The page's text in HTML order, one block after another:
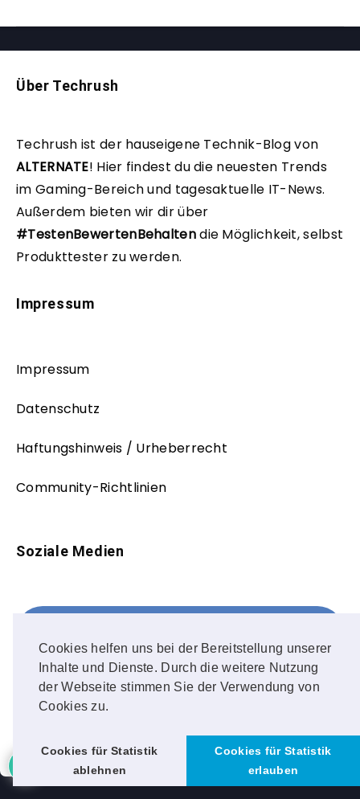
Cookies helfen uns bei der Bereitstellung unserer
Inhalte und Dienste. Durch die weitere Nutzung
der Webseite stimmen Sie der Verwendung von
Cookies zu.
Cookies für Statistik
ablehnen
Cookies für Statistik
erlauben
Über Techrush
Techrush ist der hauseigene Technik-Blog von
ALTERNATE! Hier findest du die neuesten Trends
im Gaming-Bereich und tagesaktuelle IT-News.
Außerdem bieten wir dir über
#TestenBewertenBehaltendie Möglichkeit, selbst
Produkttester zu werden.
Impressum
Impressum
Datenschutz
Haftungshinweis / Urheberrecht
Community-Richtlinien
Soziale Medien
FOLLOW ME!
Instagram
OUR PHOTOS!